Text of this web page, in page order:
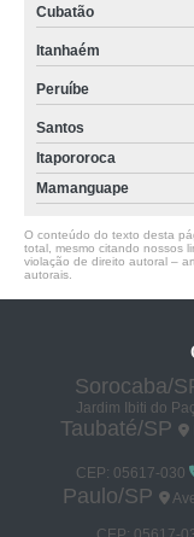
Cubatão
Itanhaém
Peruíbe
Santos
Itapororoca
Mamanguape
O conteúdo do texto desta
total, mesmo citando nossos
violação de direito autoral –
autorais
Sorocaba/
Jardim Ibiti do
Taubaté/SP
CEP: 05617-030
Paulo/SP